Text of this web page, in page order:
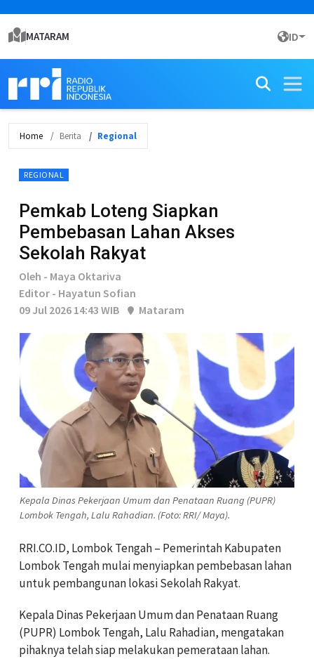
MATARAM ID
Home Berita Regional
REGIONAL
Pemkab Loteng Siapkan
Pembebasan Lahan Akses
Sekolah Rakyat
Oleh - Maya Oktariva
Editor - Hayatun Sofian
09 Jul 2026 14:43 WIB
Mataram
Kepala Dinas Pekerjaan Umum dan Penataan Ruang (PUPR)
Lombok Tengah, Lalu Rahadian. (Foto: RRI/ Maya).
RRI.CO.ID, Lombok Tengah – Pemerintah Kabupaten
Lombok Tengah mulai menyiapkan pembebasan lahan
untuk pembangunan lokasi Sekolah Rakyat.
Kepala Dinas Pekerjaan Umum dan Penataan Ruang
(PUPR) Lombok Tengah, Lalu Rahadian, mengatakan
pihaknya telah siap melakukan pemerataan lahan.